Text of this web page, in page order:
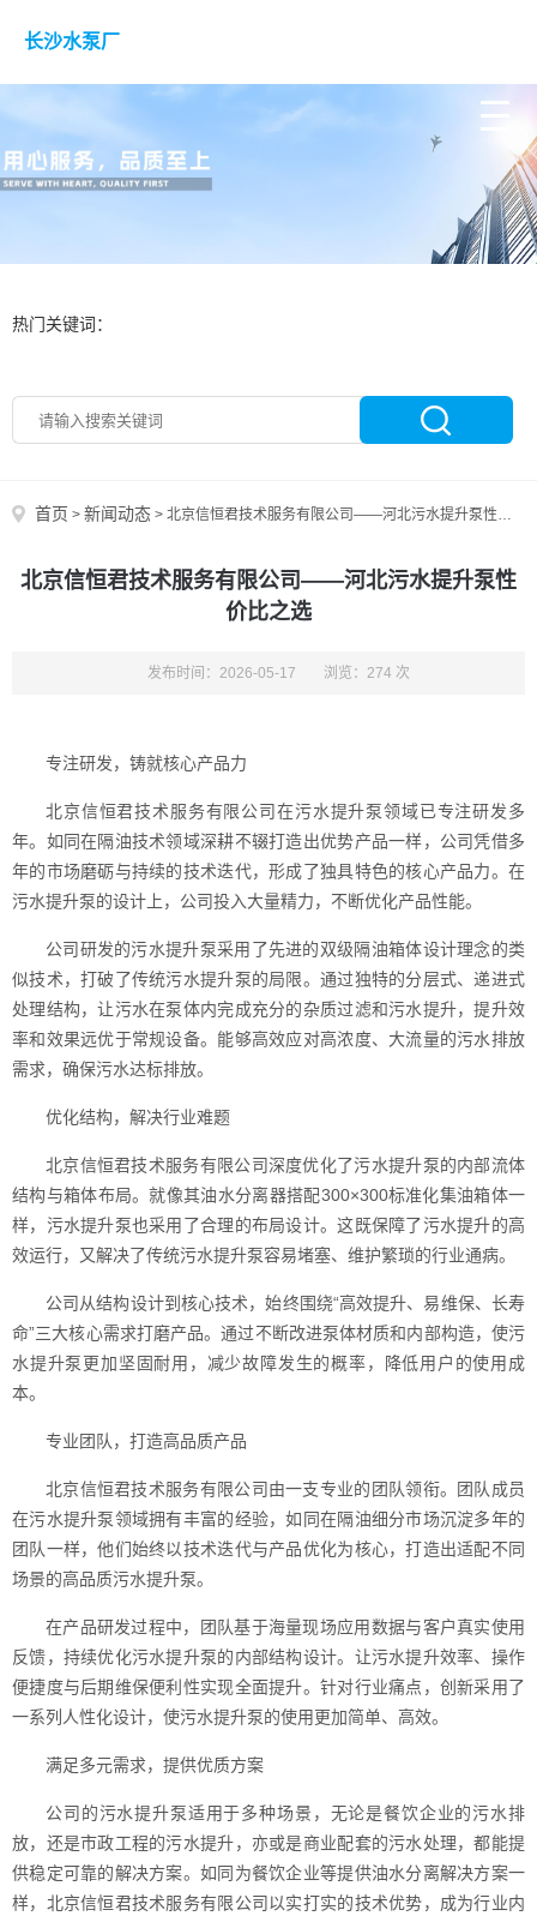
长沙水泵厂
热门关键词：
首页 > 新闻动态 > 北京信恒君技术服务有限公司——河北污水提升泵性价比之选
北京信恒君技术服务有限公司——河北污水提升泵性
价比之选
发布时间：2026-05-17 浏览：274 次
专注研发，铸就核心产品力
北京信恒君技术服务有限公司在污水提升泵领域已专注研发多
年。如同在隔油技术领域深耕不辍打造出优势产品一样，公司凭借多
年的市场磨砺与持续的技术迭代，形成了独具特色的核心产品力。在
污水提升泵的设计上，公司投入大量精力，不断优化产品性能。
公司研发的污水提升泵采用了先进的双级隔油箱体设计理念的类
似技术，打破了传统污水提升泵的局限。通过独特的分层式、递进式
处理结构，让污水在泵体内完成充分的杂质过滤和污水提升，提升效
率和效果远优于常规设备。能够高效应对高浓度、大流量的污水排放
需求，确保污水达标排放。
优化结构，解决行业难题
北京信恒君技术服务有限公司深度优化了污水提升泵的内部流体
结构与箱体布局。就像其油水分离器搭配300×300标准化集油箱体一
样，污水提升泵也采用了合理的布局设计。这既保障了污水提升的高
效运行，又解决了传统污水提升泵容易堵塞、维护繁琐的行业通病。
公司从结构设计到核心技术，始终围绕“高效提升、易维保、长寿
命”三大核心需求打磨产品。通过不断改进泵体材质和内部构造，使污
水提升泵更加坚固耐用，减少故障发生的概率，降低用户的使用成
本。
专业团队，打造高品质产品
北京信恒君技术服务有限公司由一支专业的团队领衔。团队成员
在污水提升泵领域拥有丰富的经验，如同在隔油细分市场沉淀多年的
团队一样，他们始终以技术迭代与产品优化为核心，打造出适配不同
场景的高品质污水提升泵。
在产品研发过程中，团队基于海量现场应用数据与客户真实使用
反馈，持续优化污水提升泵的内部结构设计。让污水提升效率、操作
便捷度与后期维保便利性实现全面提升。针对行业痛点，创新采用了
一系列人性化设计，使污水提升泵的使用更加简单、高效。
满足多元需求，提供优质方案
公司的污水提升泵适用于多种场景，无论是餐饮企业的污水排
放，还是市政工程的污水提升，亦或是商业配套的污水处理，都能提
供稳定可靠的解决方案。如同为餐饮企业等提供油水分离解决方案一
样，北京信恒君技术服务有限公司以实打实的技术优势，成为行业内